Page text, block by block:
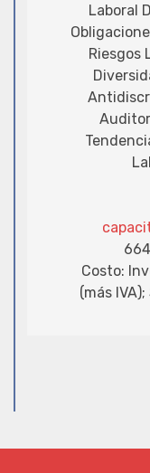
Laboral
Riesgos
Costo:
(más